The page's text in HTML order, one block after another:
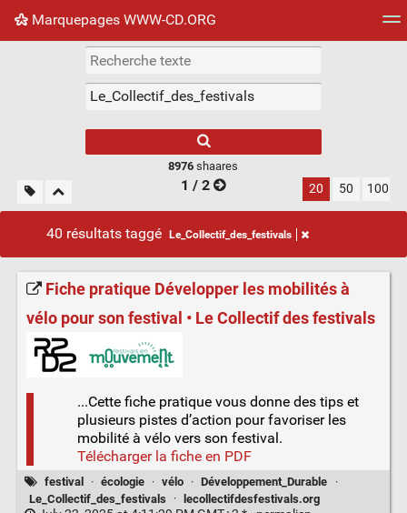
Marquepages WWW-CD.ORG
Nuage de tags Mur d'images
8976 shaares
1 / 2 20 50 100
40 résultats taggé Le_Collectif_des_festivals
Fiche pratique Développer les mobilités à
vélo pour son festival • Le Collectif des festivals
...Cette fiche pratique vous donne des tips et
plusieurs pistes d’action pour favoriser les
mobilité à vélo vers son festival.
Télécharger la fiche en PDF
festival · écologie · vélo · Développement_Durable
·
Le_Collectif_des_festivals
· lecollectifdesfestivals.org